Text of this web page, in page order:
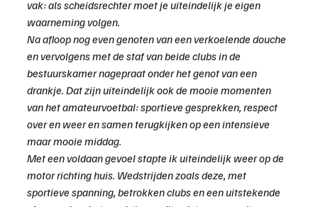
vak: als scheidsrechter moet je uiteindelijk je eigen
waarneming volgen.
Na afloop nog even genoten van een verkoelende douche
en vervolgens met de staf van beide clubs in de
bestuurskamer nagepraat onder het genot van een
drankje. Dat zijn uiteindelijk ook de mooie momenten
van het amateurvoetbal: sportieve gesprekken, respect
over en weer en samen terugkijken op een intensieve
maar mooie middag.
Met een voldaan gevoel stapte ik uiteindelijk weer op de
motor richting huis. Wedstrijden zoals deze, met
sportieve spanning, betrokken clubs en een uitstekende